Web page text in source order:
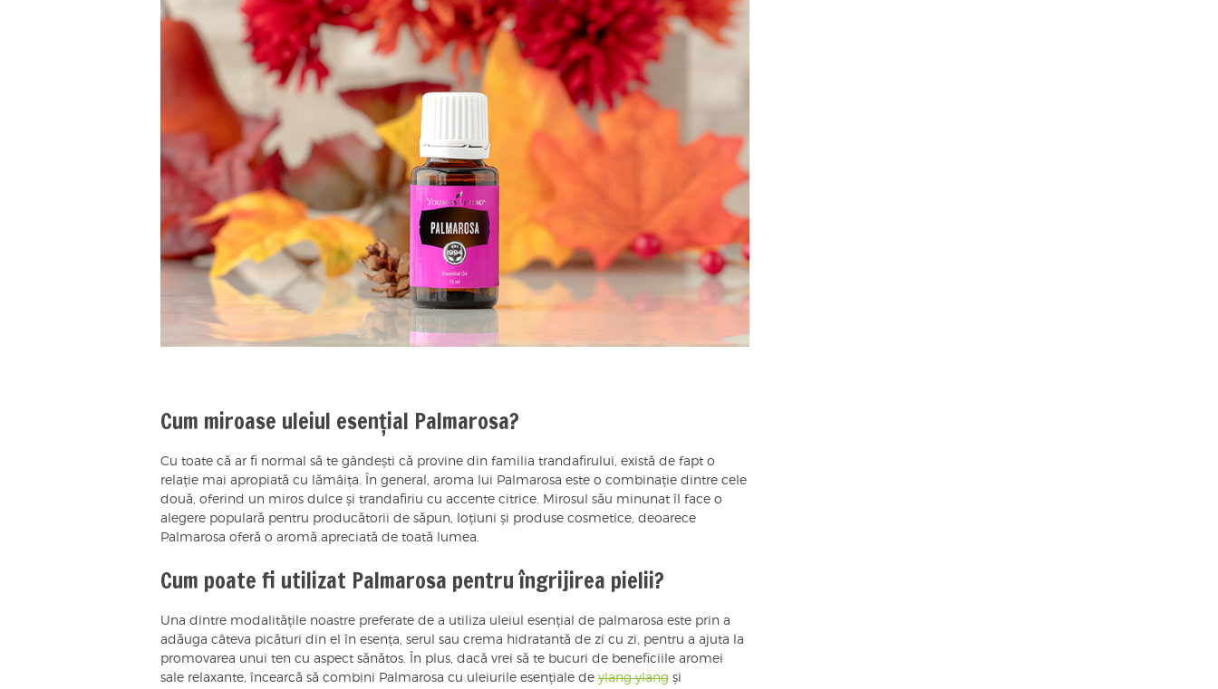
Cum miroase uleiul esențial Palmarosa?
Cu toate că ar fi normal să te gândești că provine din familia trandafirului, există de fapt o
relație mai apropiată cu lămâița. În general, aroma lui Palmarosa este o combinație dintre cele
două, oferind un miros dulce și trandafiriu cu accente citrice. Mirosul său minunat îl face o
alegere populară pentru producătorii de săpun, loțiuni și produse cosmetice, deoarece
Palmarosa oferă o aromă apreciată de toată lumea.
Cum poate fi utilizat Palmarosa pentru îngrijirea pielii?
Una dintre modalitățile noastre preferate de a utiliza uleiul esențial de palmarosa este prin a
adăuga câteva picături din el în esența, serul sau crema hidratantă de zi cu zi, pentru a ajuta la
promovarea unui ten cu aspect sănătos. În plus, dacă vrei să te bucuri de beneficiile aromei
sale relaxante, încearcă să combini Palmarosa cu uleiurile esențiale de ylang ylang și